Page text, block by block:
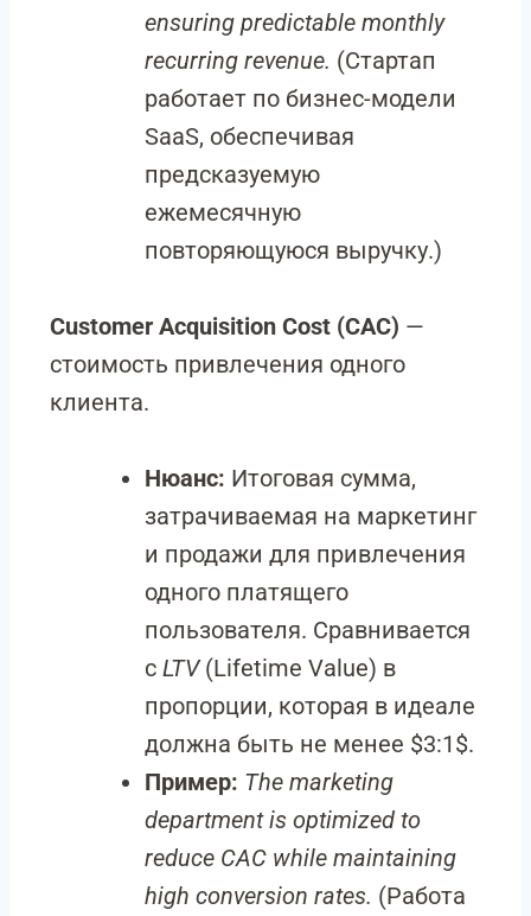
ensuring predictable monthly
recurring revenue. (Стартап
работает по бизнес-модели
SaaS, обеспечивая
предсказуемую
ежемесячную
повторяющуюся выручку.)
Customer Acquisition Cost (CAC) —
стоимость привлечения одного
клиента.
Нюанс: Итоговая сумма,
затрачиваемая на маркетинг
и продажи для привлечения
одного платящего
пользователя. Сравнивается
с LTV(Lifetime Value) в
пропорции, которая в идеале
должна быть не менее $3:1$.
Пример: The marketing
department is optimized to
reduce CAC while maintaining
high conversion rates. (Работа